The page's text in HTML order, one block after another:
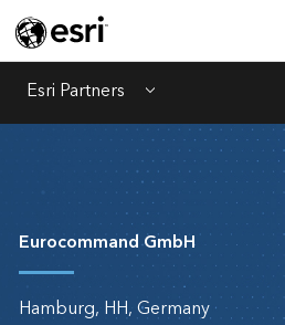
Esri Partners Menu
Eurocommand GmbH
Hamburg, HH, Germany